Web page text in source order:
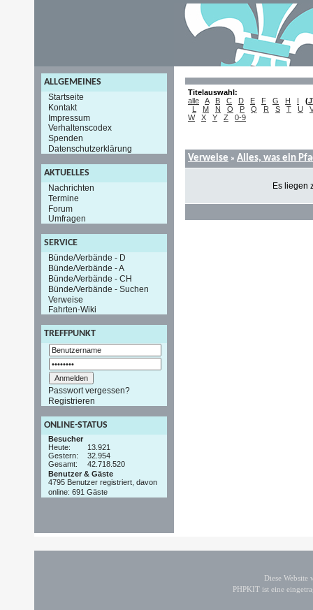
ALLGEMEINES
Startseite
Kontakt
Impressum
Verhaltenscodex
Spenden
Datenschutzerklärung
AKTUELLES
Nachrichten
Termine
Forum
Umfragen
SERVICE
Bünde/Verbände - D
Bünde/Verbände - A
Bünde/Verbände - CH
Bünde/Verbände - Suchen
Verweise
Fahrten-Wiki
TREFFPUNKT
Passwort vergessen?
Registrieren
ONLINE-STATUS
Besucher
Heute:
13.921
Gestern:
32.954
Gesamt:
42.718.520
Benutzer & Gäste
4795 Benutzer registriert, davon
online: 691 Gäste
Titelauswahl:
alle
A B C D E F G H I (J
L
M N O P Q R S T U
W
X Y Z 0-9
Verweise » Alles, was ein
Es liegen
Diese
PHPKIT ist eine